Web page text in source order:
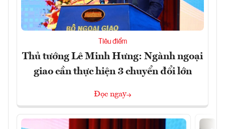
Tiêu điểm
Thủ tướng Lê Minh Hưng: Ngành ngoại
giao cần thực hiện 3 chuyển đổi lớn
Đọc ngay